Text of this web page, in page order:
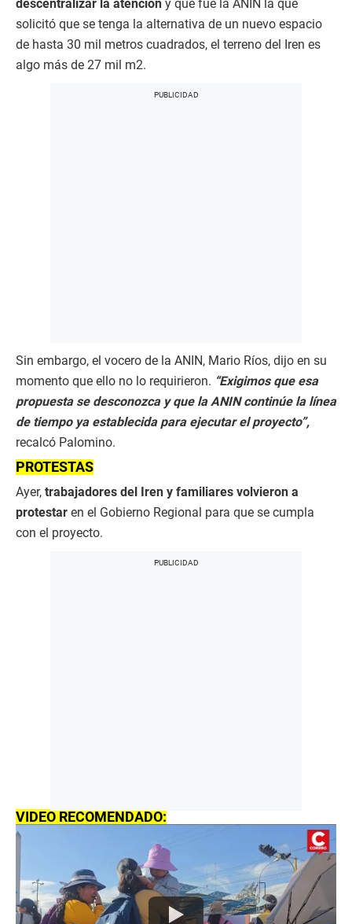
descentralizar la atención y que fue la ANIN la que
solicitó que se tenga la alternativa de un nuevo espacio
de hasta 30 mil metros cuadrados, el terreno del Iren es
algo más de 27 mil m2.
Sin embargo, el vocero de la ANIN, Mario Ríos, dijo en su
momento que ello no lo requirieron. “Exigimos que esa
propuesta se desconozca y que la ANIN continúe la línea
de tiempo ya establecida para ejecutar el proyecto”,
recalcó Palomino.
PROTESTAS
Ayer, trabajadores del Iren y familiares volvieron a
protestar en el Gobierno Regional para que se cumpla
con el proyecto.
VIDEO RECOMENDADO: